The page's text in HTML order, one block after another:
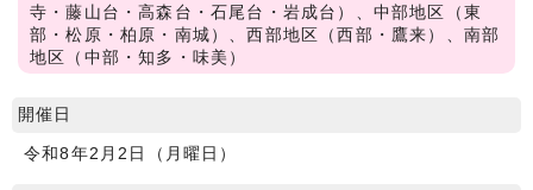
寺・藤山台・高森台・石尾台・岩成台）、中部地区（東
部・松原・柏原・南城）、西部地区（西部・鷹来）、南部
地区（中部・知多・味美）
開催日
令和8年2月2日（月曜日）